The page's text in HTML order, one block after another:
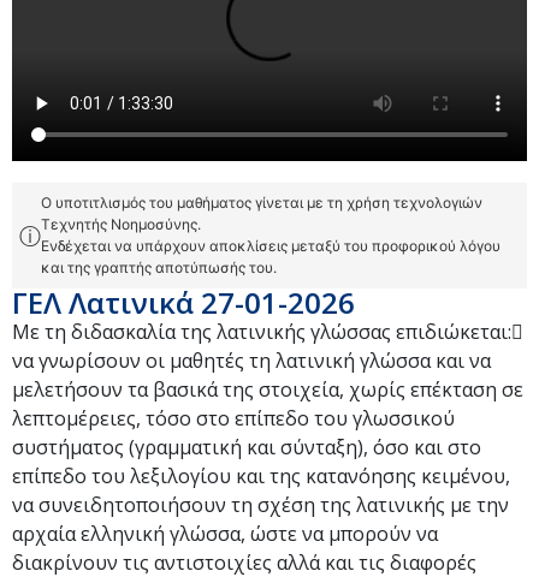
ⓘ
Ο υποτιτλισμός του μαθήματος γίνεται με τη χρήση τεχνολογιών
Τεχνητής Νοημοσύνης.
Ενδέχεται να υπάρχουν αποκλίσεις μεταξύ του προφορικού λόγου
και της γραπτής αποτύπωσής του.
ΓΕΛ Λατινικά 27-01-2026
Με τη διδασκαλία της λατινικής γλώσσας επιδιώκεται:
να γνωρίσουν οι μαθητές τη λατινική γλώσσα και να
μελετήσουν τα βασικά της στοιχεία, χωρίς επέκταση σε
λεπτομέρειες, τόσο στο επίπεδο του γλωσσικού
συστήματος (γραμματική και σύνταξη), όσο και στο
επίπεδο του λεξιλογίου και της κατανόησης κειμένου,
να συνειδητοποιήσουν τη σχέση της λατινικής με την
αρχαία ελληνική γλώσσα, ώστε να μπορούν να
διακρίνουν τις αντιστοιχίες αλλά και τις διαφορές